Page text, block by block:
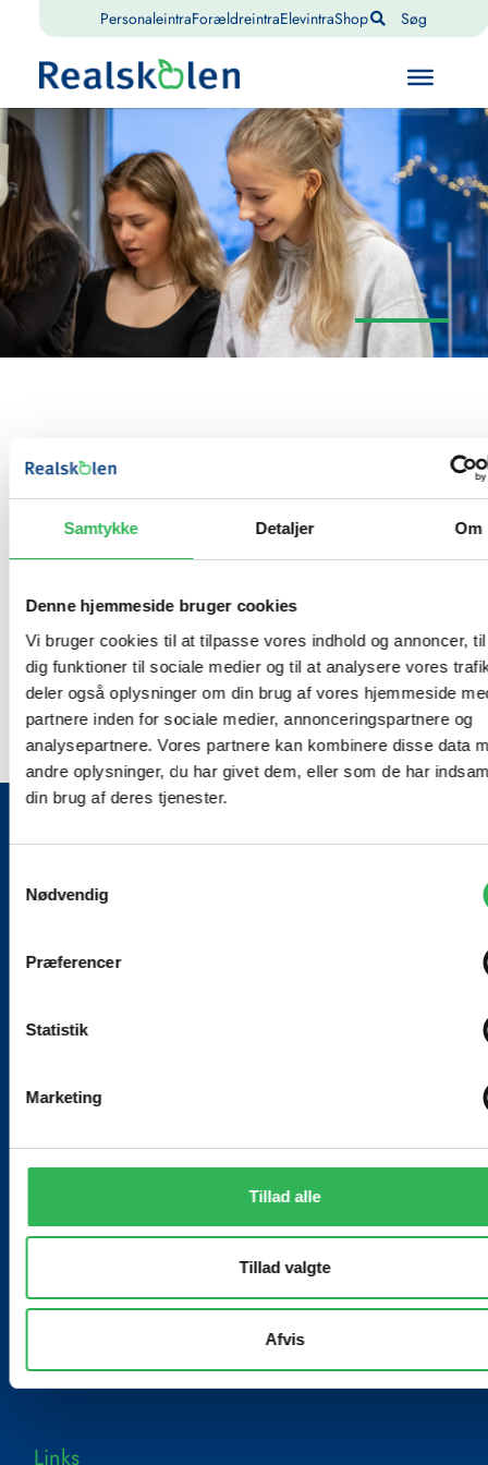
Samtykke Detaljer Om
Denne hjemmeside bruger cookies
Vi bruger cookies til at tilpasse vores indhold og annoncer,
dig funktioner til sociale medier og til at analysere vores
deler også oplysninger om din brug af vores hjemmeside
partnere inden for sociale medier, annonceringspartnere og
analysepartnere. Vores partnere kan kombinere disse data
andre oplysninger, du har givet dem, eller som de har
din brug af deres tjenester.
Nødvendig
Præferencer
Statistik
Marketing
Tillad alle
Tillad valgte
Afvis
PersonaleintraForældreintraElevintraShop Søg
Holbæk. Således har
og Kasper Howald Pedersenugentlige møder med SSP-
konsulent Martin Jungsgaard.
både elever, forældre og lærere.
SSP konsulent
Martin Jungsgaard
4300 Holbæk
72362909
marju@holb.dk
Skolen med mange traditioner, høj
4300 Holbæk
+ 45 59 43 12 15
Cookie og Privatlivspolitik
Links